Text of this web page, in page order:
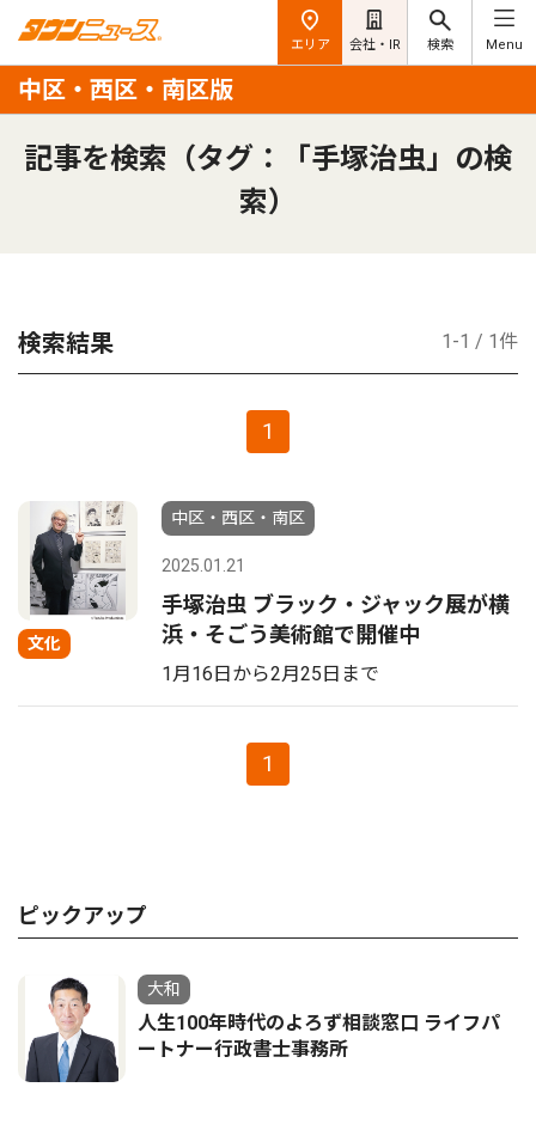
エリア 会社・IR 検索 Menu
中区・西区・南区版
記事を検索（タグ：「手塚治虫」の検
索）
検索結果 1-1 / 1件
1
文化
中区・西区・南区
2025.01.21
手塚治虫 ブラック・ジャック展が横
浜・そごう美術館で開催中
1月16日から2月25日まで
1
ピックアップ
大和
人生100年時代のよろず相談窓口 ライフパ
ートナー行政書士事務所